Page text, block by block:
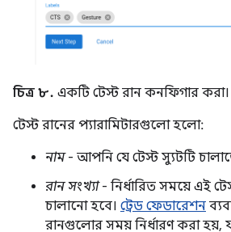
চিত্র ৮. একটি টেস্ট রান কনফিগার করা।
টেস্ট রানের প্যারামিটারগুলো হলো:
নাম- আপনি যে টেস্ট স্যুটটি
রান সংখ্যা- নির্ধারিত সময়ে এই
চালানো হবে। ট্রেড ফেডারেশন
রানগুলোর সময় নির্ধারণ করা হয়,